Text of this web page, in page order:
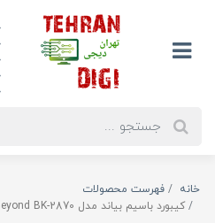
خانه
فهرست محصولات
کیبورد باسیم بیاند مدل Beyond BK-2870 با حروف فارس